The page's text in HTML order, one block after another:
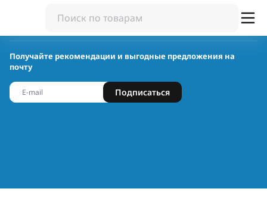
Получайте рекомендации и выгодные предложения на
почту
Подписаться